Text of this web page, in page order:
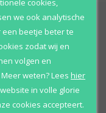
voordelig
cookies,
we ook analytische
een beetje beter te
zodat wij en
volgen en
Meer weten?Lees hier
in volle glorie
cookies accepteert.